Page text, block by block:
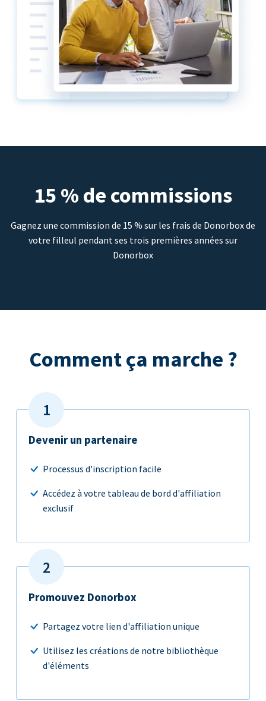
15 % de commissions
Gagnez une commission de 15 % sur les frais de Donorbox de
votre filleul pendant ses trois premières années sur
Donorbox
Comment ça marche ?
Devenir un partenaire
Processus d'inscription facile
Accédez à votre tableau de bord d'affiliation
exclusif
Promouvez Donorbox
Partagez votre lien d'affiliation unique
Utilisez les créations de notre bibliothèque
d'éléments